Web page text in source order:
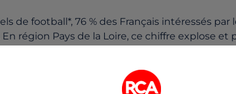
de football*, 76 % des Français intéressés par
En région Pays de la Loire, ce chiffre explose et
de la maison jaune, contre 63% en
en tête des sports auxquels les Français